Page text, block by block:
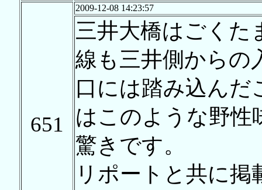
651
2009-12-08 14:23:57
三井大橋はごくた
線も三井側からの
口には踏み込ん
はこのような野性
驚きです。
リポートと共に